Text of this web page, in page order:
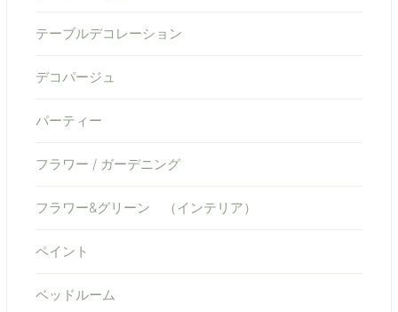
テーブルデコレーション
デコパージュ
パーティー
フラワー / ガーデニング
フラワー&グリーン （インテリア）
ペイント
ベッドルーム